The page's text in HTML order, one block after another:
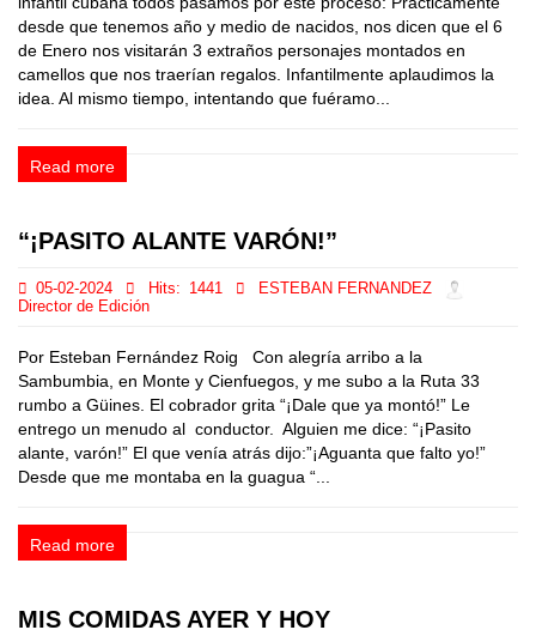
desde que tenemos año y medio de nacidos, nos dicen que el 6
de Enero nos visitarán 3 extraños personajes montados en
camellos que nos traerían regalos. Infantilmente aplaudimos la
idea. Al mismo tiempo, intentando que fuéramo...
Read more
“¡PASITO ALANTE VARÓN!”
05-02-2024 Hits: 1441
ESTEBAN FERNANDEZ
Director de Edición
Por Esteban Fernández Roig Con alegría arribo a la
Sambumbia, en Monte y Cienfuegos, y me subo a la Ruta 33
rumbo a Güines. El cobrador grita “¡Dale que ya montó!” Le
entrego un menudo al conductor. Alguien me dice: “¡Pasito
alante, varón!” El que venía atrás dijo:”¡Aguanta que falto yo!”
Desde que me montaba en la guagua “...
Read more
MIS COMIDAS AYER Y HOY